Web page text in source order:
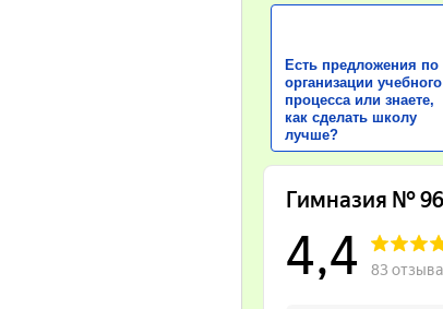
Есть предложения по
организации учебного
процесса или знаете,
как сделать школу
лучше?